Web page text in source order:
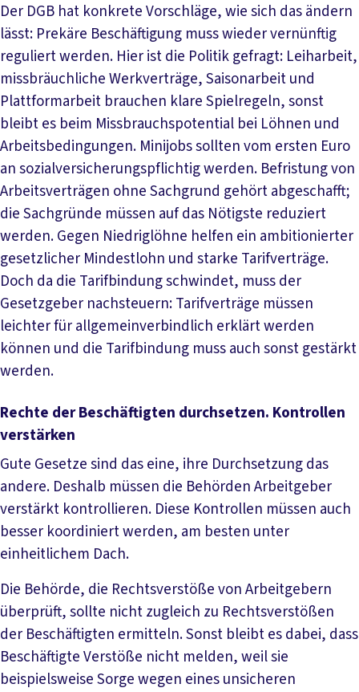
Der DGB hat konkrete Vorschläge, wie sich das ändern
lässt: Prekäre Beschäftigung muss wieder vernünftig
reguliert werden. Hier ist die Politik gefragt: Leiharbeit,
missbräuchliche Werkverträge, Saisonarbeit und
Plattformarbeit brauchen klare Spielregeln, sonst
bleibt es beim Missbrauchspotential bei Löhnen und
Arbeitsbedingungen. Minijobs sollten vom ersten Euro
an sozialversicherungspflichtig werden. Befristung von
Arbeitsverträgen ohne Sachgrund gehört abgeschafft;
die Sachgründe müssen auf das Nötigste reduziert
werden. Gegen Niedriglöhne helfen ein ambitionierter
gesetzlicher Mindestlohn und starke Tarifverträge.
Doch da die Tarifbindung schwindet, muss der
Gesetzgeber nachsteuern: Tarifverträge müssen
leichter für allgemeinverbindlich erklärt werden
können und die Tarifbindung muss auch sonst gestärkt
werden.
Rechte der Beschäftigten durchsetzen. Kontrollen
verstärken
Gute Gesetze sind das eine, ihre Durchsetzung das
andere. Deshalb müssen die Behörden Arbeitgeber
verstärkt kontrollieren. Diese Kontrollen müssen auch
besser koordiniert werden, am besten unter
einheitlichem Dach.
Die Behörde, die Rechtsverstöße von Arbeitgebern
überprüft, sollte nicht zugleich zu Rechtsverstößen
der Beschäftigten ermitteln. Sonst bleibt es dabei, dass
Beschäftigte Verstöße nicht melden, weil sie
beispielsweise Sorge wegen eines unsicheren